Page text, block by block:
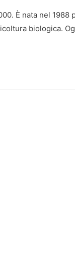
È nata nel 1988
biologica.